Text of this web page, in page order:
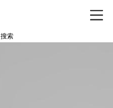
搜索